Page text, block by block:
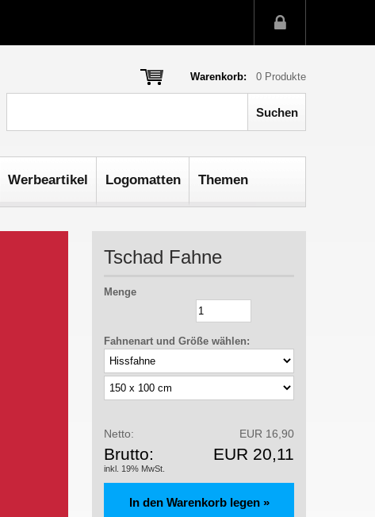
Warenkorb: 0 Produkte
Werbeartikel Logomatten Themen
Tschad Fahne
Menge
Fahnenart und Größe wählen:
Netto: EUR 16,90
Brutto:
inkl. 19% MwSt.
EUR 20,11